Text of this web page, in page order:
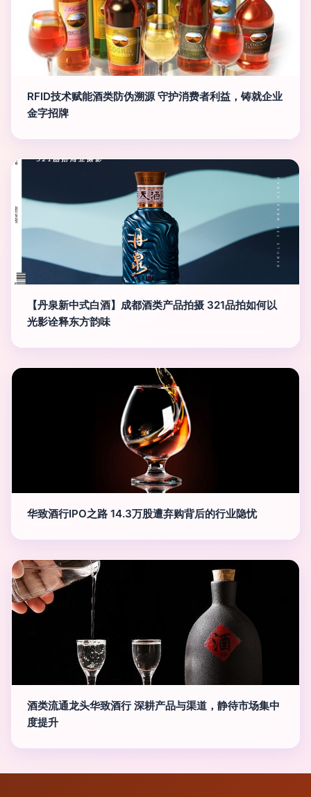
RFID技术赋能酒类防伪溯源 守护消费者利益，铸就企业
金字招牌
【丹泉新中式白酒】成都酒类产品拍摄 321品拍如何以
光影诠释东方韵味
华致酒行IPO之路 14.3万股遭弃购背后的行业隐忧
酒类流通龙头华致酒行 深耕产品与渠道，静待市场集中
度提升